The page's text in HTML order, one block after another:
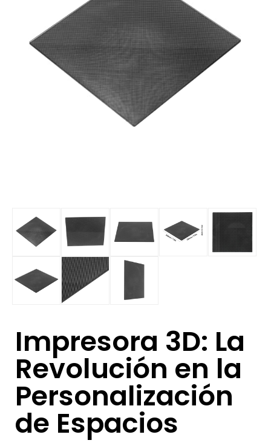
Impresora 3D: La
Revolución en la
Personalización
de Espacios